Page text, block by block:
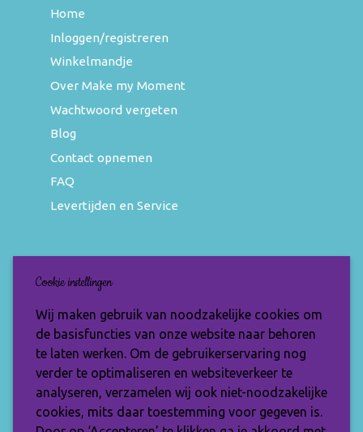
Home
Inloggen/registreren
Winkelmandje
Over Make my Moment
Wachtwoord vergeten
Blog
Contact opnemen
FAQ
Levertijden en Service
Nieuwsbrief
Wil jij op de hoogte blijven van de nieuwste
items en speciale aanbiedingen? Vul je e-
mailadres dan in en ontvang de Make My
Moment nieuwsbrief.
Cookie instellingen
Wij maken gebruik van noodzakelijke cookies om
de basisfuncties van onze website naar behoren
te laten werken. Om de gebruikerservaring nog
verder te optimaliseren en websiteverkeer te
analyseren, verzamelen wij ook niet-noodzakelijke
cookies, mits daar toestemming voor gegeven is.